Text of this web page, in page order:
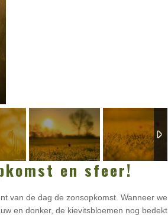
en sfeer!
van de dag de zonsopkomst. Wanneer we
en donker, de kievitsbloemen nog bedekt